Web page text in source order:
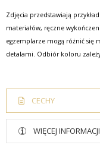
Zdjęcia przedstawiają
materiałów, ręczne
egzemplarze mogą różnić się
detalami. Odbiór koloru
CECHY
WIĘCEJ INFORMACJI